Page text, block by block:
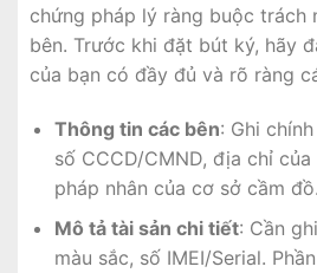
chứng pháp lý ràng buộc trách
bên. Trước khi đặt bút ký, hãy
của bạn có đầy đủ và rõ ràng
Thông tin các bên: Ghi
số CCCD/CMND, địa chỉ
pháp nhân của cơ sở cầm đồ.
Mô tả tài sản chi tiết: Cần
màu sắc, số IMEI/Serial.